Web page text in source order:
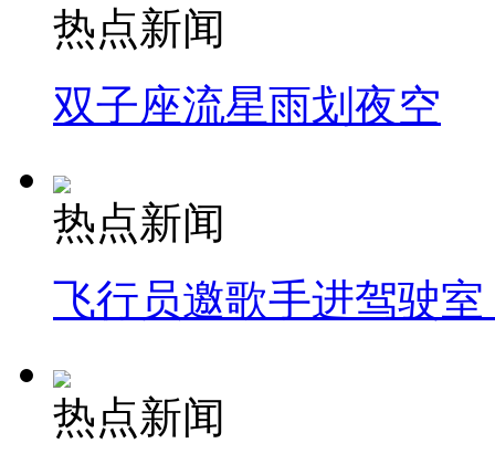
热点新闻
双子座流星雨划夜空
热点新闻
飞行员邀歌手进驾驶
热点新闻